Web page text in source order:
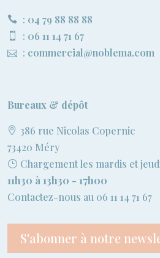
: 04 79 88 88 88
: 06 11 14 71 67
: commercial@noblema.com
Bureaux & dépôt
386 rue Nicolas Copernic
73420 Méry
Chargement les mardis et
11h30 à 13h30 - 17h00
Contactez-nous au 06 11 14 71 67
S'abonner à notre